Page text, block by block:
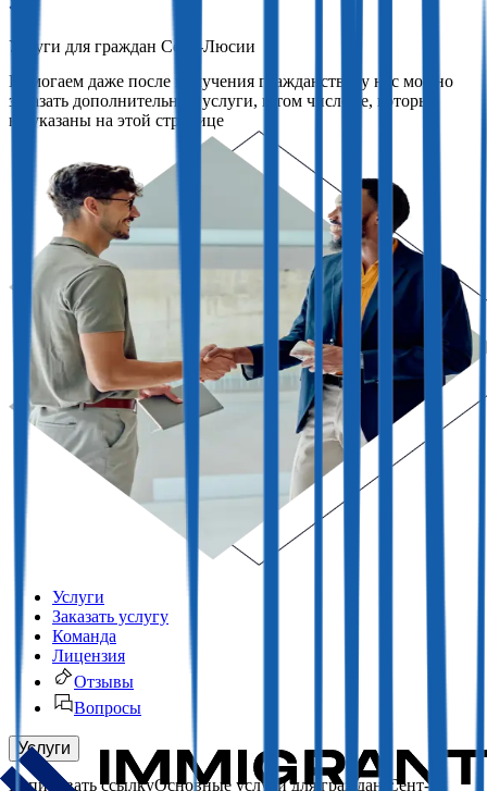
Услуги для граждан Сент-Люсии
Помогаем даже после получения гражданства: у нас можно
заказать дополнительные услуги, в том числе те, которые
не указаны на этой странице
Услуги
Заказать услугу
Команда
Лицензия
Отзывы
Вопросы
Услуги
Основные услуги для граждан Сент-